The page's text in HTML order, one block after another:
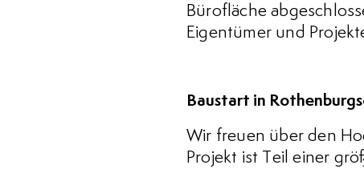
Bürofläche
Eigentümer und
Baustart in
Wir freuen über den
Projekt ist Teil einer